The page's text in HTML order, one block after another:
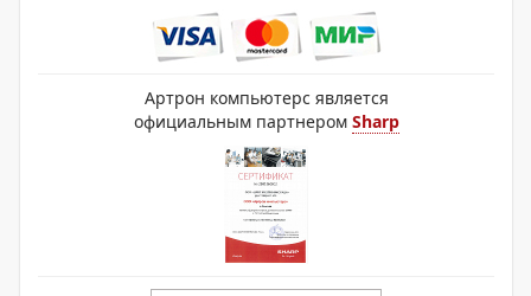
Артрон компьютерс является
официальным партнером Sharp